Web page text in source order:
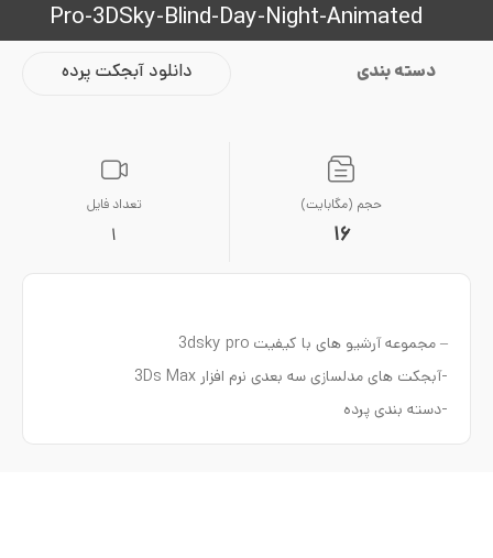
Pro-3DSky-Blind-Day-Night-Animated
دسته بندی دانلود آبجکت پرده
حجم (مگابایت)
16
تعداد فایل
1
– مجموعه آرشیو های با کیفیت 3dsky pro
-آبجکت های مدلسازی سه بعدی نرم افزار 3Ds Max
-دسته بندی پرده